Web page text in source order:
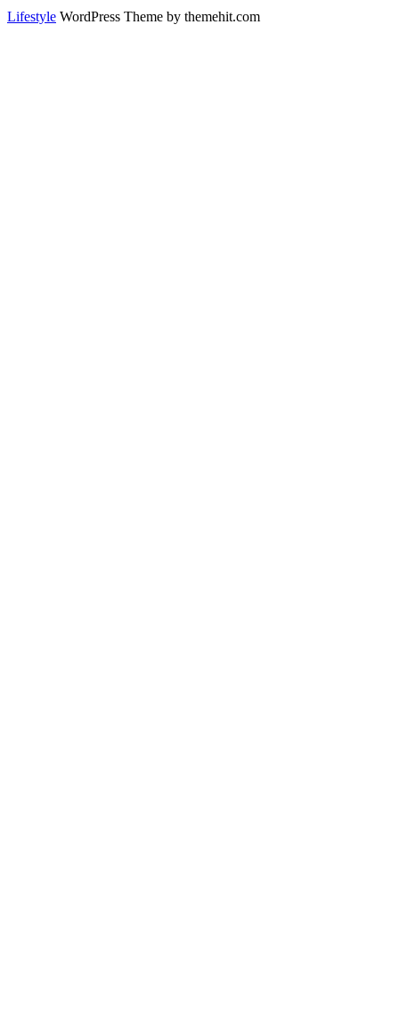
Lifestyle WordPress Theme by themehit.com